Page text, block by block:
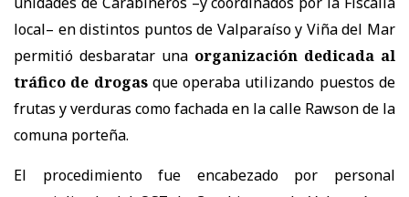
local– en distintos puntos de Valparaíso y Viña del Mar
permitió desbaratar una organización dedicada al
tráfico de drogasque operaba utilizando puestos de
frutas y verduras como fachada en la calle Rawson de la
comuna porteña.
El procedimiento fue encabezado por personal